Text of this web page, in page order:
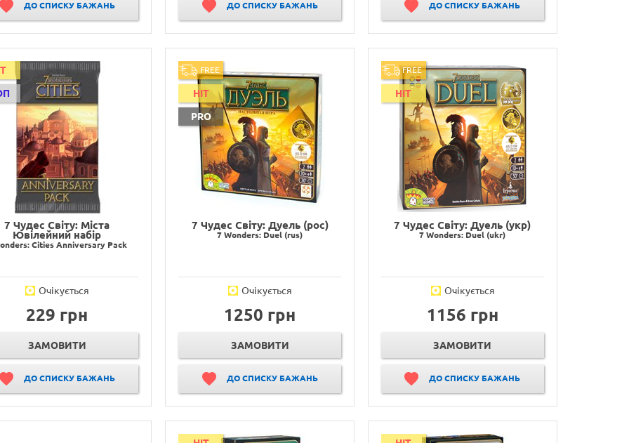
ДО СПИСКУ БАЖАНЬ ДО СПИСКУ БАЖАНЬ ДО СПИСКУ БАЖАНЬ
7 Чудес Світу: Міста
Ювілейний набір
Cities Anniversary Pack
Очікується
229 грн
ЗАМОВИТИ
ДО СПИСКУ БАЖАНЬ
FREE
HIT
PRO
7 Чудес Світу: Дуель (рос)
7 Wonders: Duel (rus)
Очікується
1250 грн
ЗАМОВИТИ
ДО СПИСКУ БАЖАНЬ
FREE
HIT
7 Чудес Світу: Дуель (укр)
7 Wonders: Duel (ukr)
Очікується
1156 грн
ЗАМОВИТИ
ДО СПИСКУ БАЖАНЬ